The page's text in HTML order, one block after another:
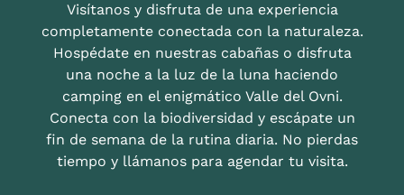
Visítanos y disfruta de una experiencia
completamente conectada con la naturaleza.
Hospédate en nuestras cabañas o disfruta
una noche a la luz de la luna haciendo
camping en el enigmático Valle del Ovni.
Conecta con la biodiversidad y escápate un
fin de semana de la rutina diaria. No pierdas
tiempo y llámanos para agendar tu visita.